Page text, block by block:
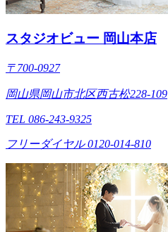
スタジオビュー 岡山本店
〒700-0927
岡山県岡山市北区西古松228-109
TEL 086-243-9325
フリーダイヤル 0120-014-810